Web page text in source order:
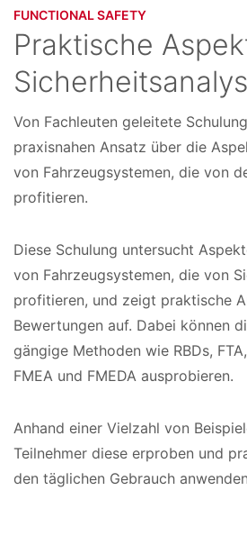
FUNCTIONAL SAFETY​
Praktische
K
u
r
s
d
a
t
e
Von Fachleuten geleitete
praxisnahen Ansatz über die
von Fahrzeugsystemen, die von
profitieren.
Diese Schulung untersucht
von Fahrzeugsystemen, die von
profitieren, und zeigt praktische
Bewertungen auf. Dabei können
gängige Methoden wie RBDs,
FMEA und FMEDA ausprobieren.
Anhand einer Vielzahl von
Teilnehmer diese erproben und
den täglichen Gebrauch